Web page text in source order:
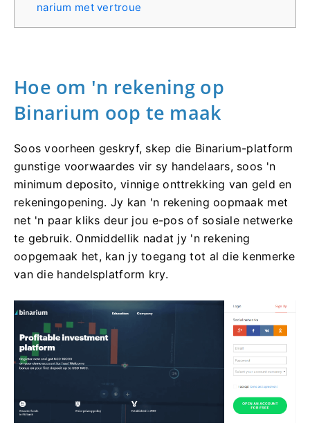
narium met vertroue
Hoe om 'n rekening op
Binarium oop te maak
Soos voorheen geskryf, skep die Binarium-platform
gunstige voorwaardes vir sy handelaars, soos 'n
minimum deposito, vinnige onttrekking van geld en
rekeningopening. Jy kan 'n rekening oopmaak met
net 'n paar kliks deur jou e-pos of sosiale netwerke
te gebruik. Onmiddellik nadat jy 'n rekening
oopgemaak het, kan jy toegang tot al die kenmerke
van die handelsplatform kry.